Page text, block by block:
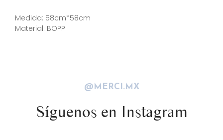
Medida: 58cm*58cm
Material: BOPP
@MERCI.MX
Síguenos en Instagram